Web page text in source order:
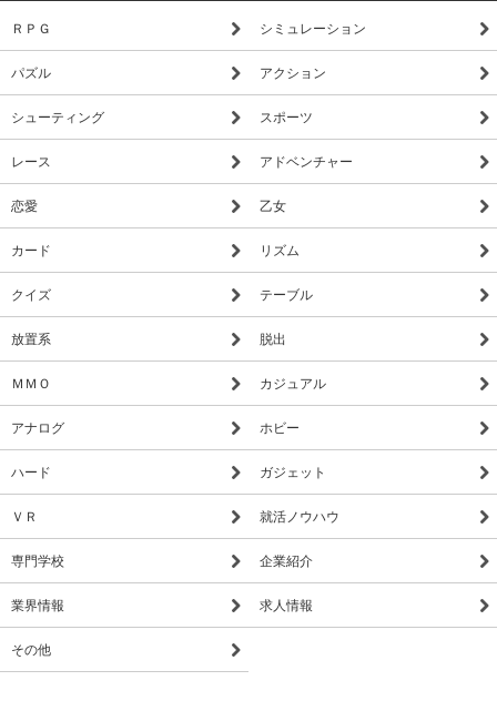
ＲＰＧ シミュレーション
パズル アクション
シューティング スポーツ
レース アドベンチャー
恋愛 乙女
カード リズム
クイズ テーブル
放置系 脱出
ＭＭＯ カジュアル
アナログ ホビー
ハード ガジェット
ＶＲ 就活ノウハウ
専門学校 企業紹介
業界情報 求人情報
その他